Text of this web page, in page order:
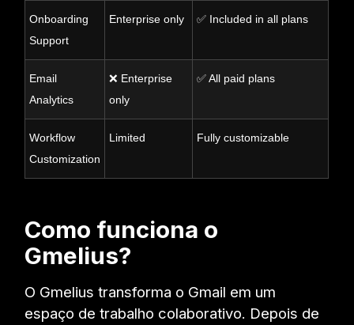
Onboarding
Support
Enterprise only ✅ Included in all plans
Email
Analytics
❌ Enterprise
only
✅ All paid plans
Workflow
Customization
Limited Fully customizable
Como funciona o
Gmelius?
O Gmelius transforma o Gmail em um
espaço de trabalho colaborativo. Depois de